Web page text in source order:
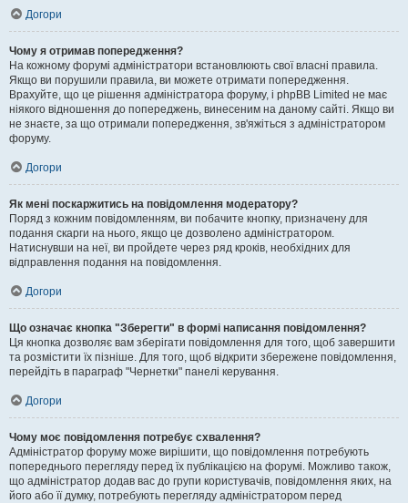
Догори
Чому я отримав попередження?
На кожному форумі адміністратори встановлюють свої власні правила.
Якщо ви порушили правила, ви можете отримати попередження.
Врахуйте, що це рішення адміністратора форуму, і phpBB Limited не має
ніякого відношення до попереджень, винесеним на даному сайті. Якщо ви
не знаєте, за що отримали попередження, зв'яжіться з адміністратором
форуму.
Догори
Як мені поскаржитись на повідомлення модератору?
Поряд з кожним повідомленням, ви побачите кнопку, призначену для
подання скарги на нього, якщо це дозволено адміністратором.
Натиснувши на неї, ви пройдете через ряд кроків, необхідних для
відправлення подання на повідомлення.
Догори
Що означає кнопка "Зберегти" в формі написання повідомлення?
Ця кнопка дозволяє вам зберігати повідомлення для того, щоб завершити
та розмістити їх пізніше. Для того, щоб відкрити збережене повідомлення,
перейдіть в параграф "Чернетки" панелі керування.
Догори
Чому моє повідомлення потребує схвалення?
Адміністратор форуму може вирішити, що повідомлення потребують
попереднього перегляду перед їх публікацією на форумі. Можливо також,
що адміністратор додав вас до групи користувачів, повідомлення яких, на
його або її думку, потребують перегляду адміністратором перед